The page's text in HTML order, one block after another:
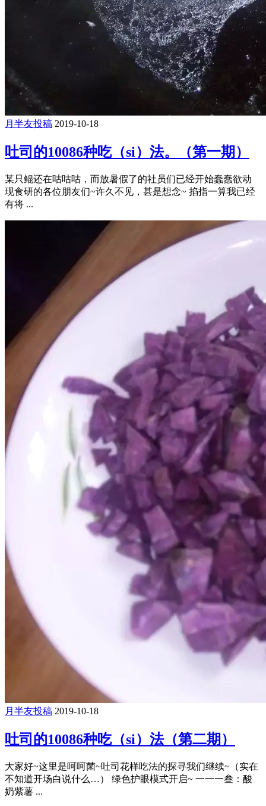
月半友投稿 2019-10-18
吐司的10086种吃（si）法。（第一期）
某只鲲还在咕咕咕，而放暑假了的社员们已经开始蠢蠢欲动
现食研的各位朋友们~许久不见，甚是想念~ 掐指一算我已经
有将 ...
月半友投稿 2019-10-18
吐司的10086种吃（si）法（第二期）
大家好~这里是呵呵菌~吐司花样吃法的探寻我们继续~（实在
不知道开场白说什么…） 绿色护眼模式开启~ 一一一叁：酸
奶紫薯 ...